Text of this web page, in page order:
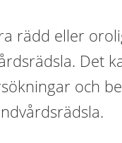
rädd eller
Det
och